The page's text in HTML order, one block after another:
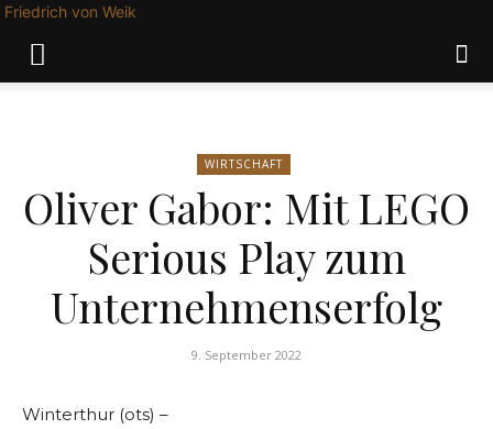
Friedrich von Weik
WIRTSCHAFT
Oliver Gabor: Mit LEGO
Serious Play zum
Unternehmenserfolg
9. September 2022
Winterthur (ots) –